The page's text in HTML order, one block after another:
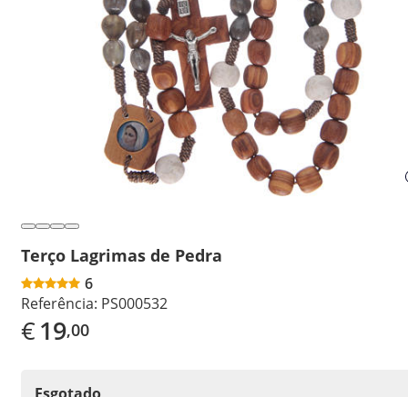
Terço Lagrimas de Pedra
6
Referência: PS000532
€19,00